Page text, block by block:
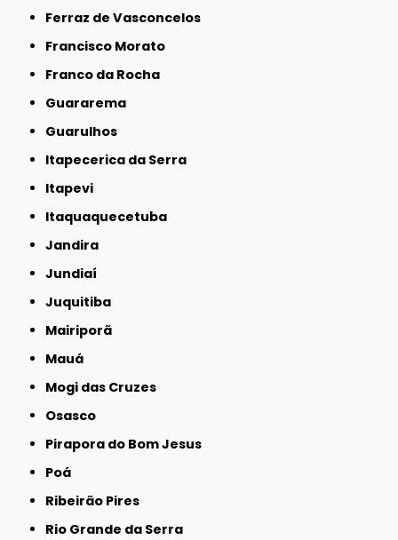
Ferraz de Vasconcelos
Francisco Morato
Franco da Rocha
Guararema
Guarulhos
Itapecerica da Serra
Itapevi
Itaquaquecetuba
Jandira
Jundiaí
Juquitiba
Mairiporã
Mauá
Mogi das Cruzes
Osasco
Pirapora do Bom Jesus
Poá
Ribeirão Pires
Rio Grande da Serra